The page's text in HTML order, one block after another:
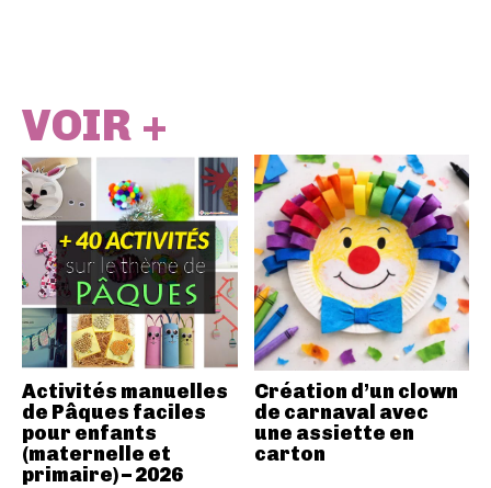
VOIR +
Activités manuelles
de Pâques faciles
pour enfants
(maternelle et
primaire) – 2026
Création d’un clown
de carnaval avec
une assiette en
carton